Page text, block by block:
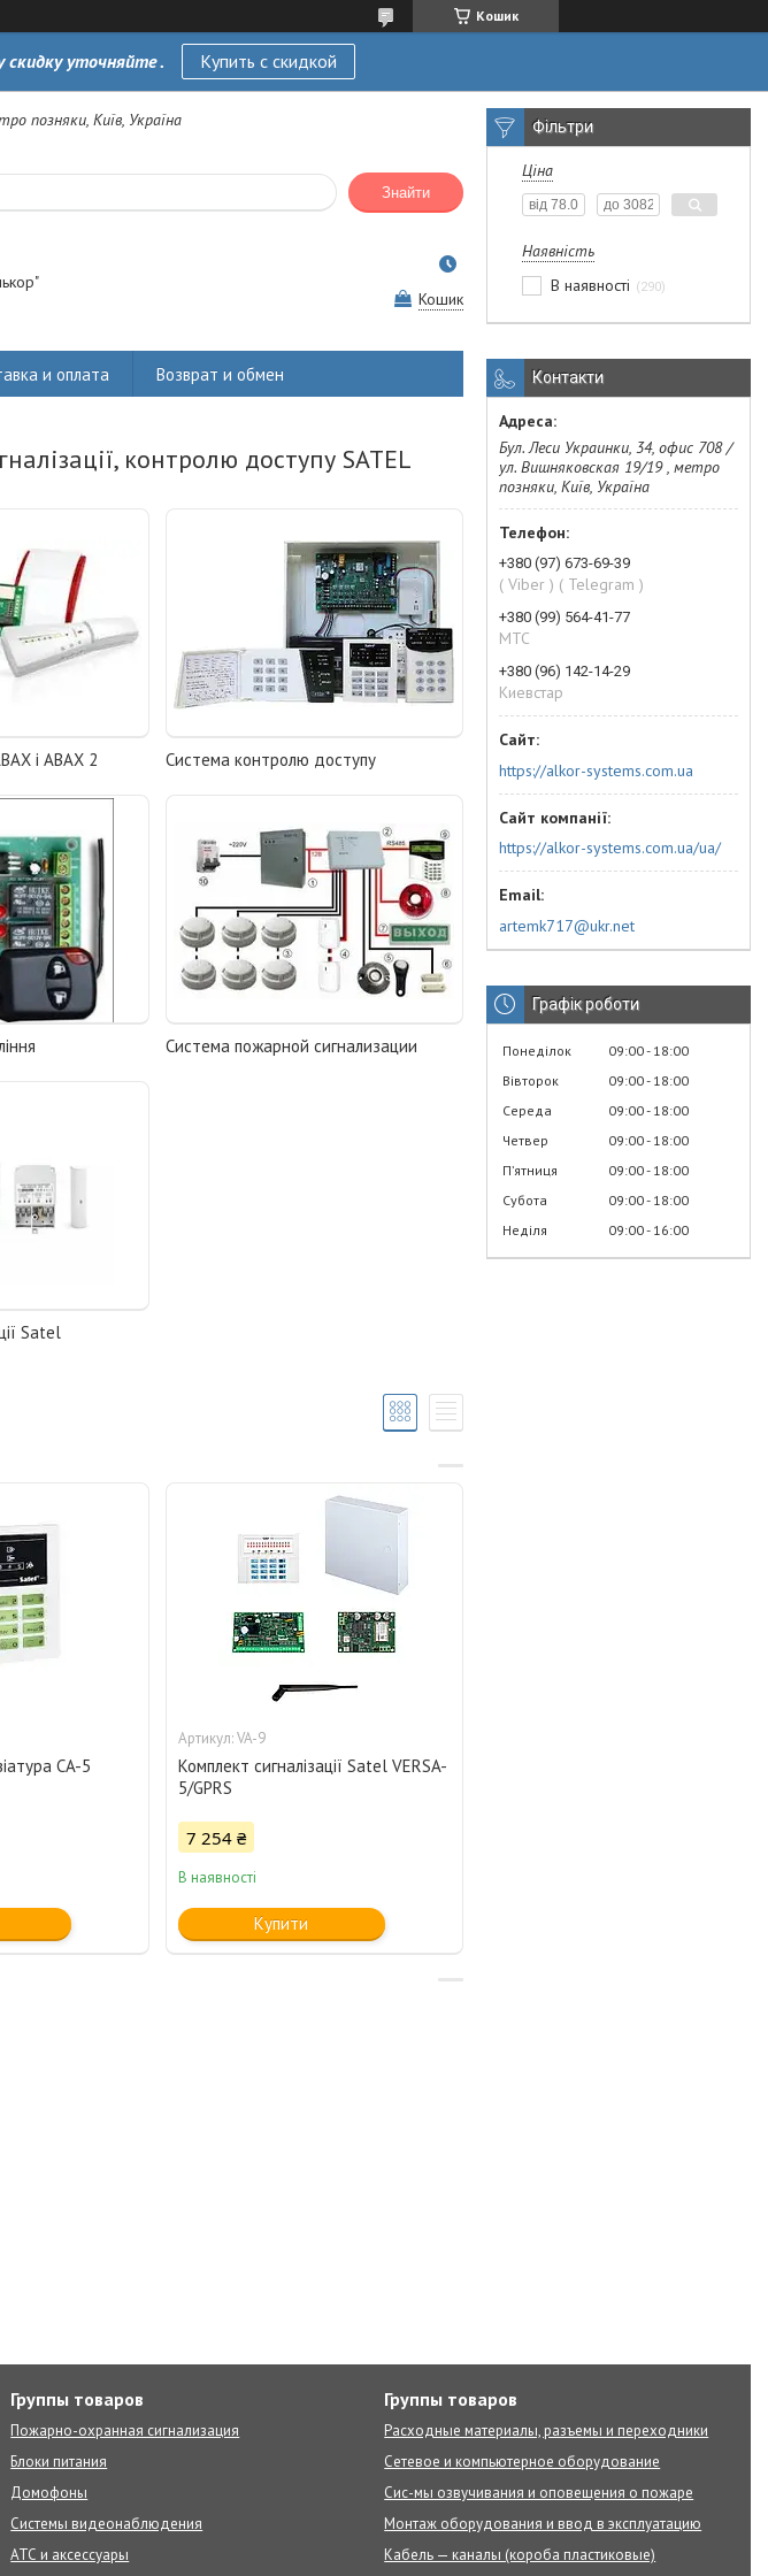
Кошик
уточняйте . Купить с скидкой
позняки, Київ, Україна
Знайти
Кошик
и оплата Возврат и обмен
контролю доступу SATEL
і ABAX 2 Система контролю доступу
Система пожарной сигнализации
Satel
CA-5
VA-9
Комплект сигналізації Satel VERSA-
5/GPRS
7 254 ₴
В наявності
Купити
Фільтри
Ціна
Наявність
В наявності
290
Контакти
Бул. Леси Украинки, 34, офис 708 /
ул. Вишняковская 19/19 , метро
позняки, Київ, Україна
+380 (97) 673-69-39
( Viber ) ( Telegram )
+380 (99) 564-41-77
МТС
+380 (96) 142-14-29
Киевстар
https://alkor-systems.com.ua
https://alkor-systems.com.ua/ua/
artemk717@ukr.net
Графік роботи
Понеділок 09:00 18:00
Вівторок
09:00 18:00
Середа
09:00 18:00
Четвер
09:00 18:00
Пʼятниця
09:00 18:00
Субота
09:00 18:00
Неділя
09:00 16:00
Группы товаров
Пожарно-охранная сигнализация
Блоки питания
Домофоны
Системы видеонаблюдения
АТС и аксессуары
Группы товаров
Расходные материалы, разъемы и переходники
Сетевое и компьютерное оборудование
Сис-мы озвучивания и оповещения о пожаре
Монтаж оборудования и ввод в эксплуатацию
Кабель — каналы (короба пластиковые)